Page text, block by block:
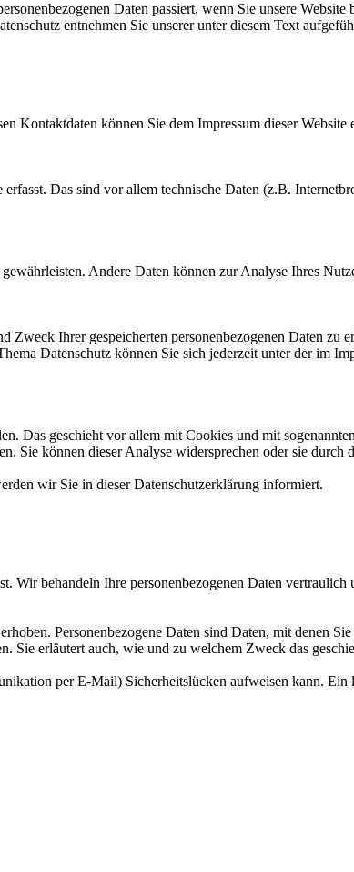
Daten passiert, wenn Sie unsere Website
entnehmen Sie unserer unter diesem Text
Kontaktdaten können Sie dem Impressum dieser Website
Das sind vor allem technische Daten (z.B.
Andere Daten können zur Analyse Ihres
Ihrer gespeicherten personenbezogenen Daten zu
Datenschutz können Sie sich jederzeit unter der im
Das geschieht vor allem mit Cookies und mit
Sie können dieser Analyse widersprechen oder sie durch
wir Sie in dieser Datenschutzerklärung informiert.
Wir behandeln Ihre personenbezogenen Daten
Personenbezogene Daten sind Daten, mit denen
Sie erläutert auch, wie und zu welchem Zweck das
per E-Mail) Sicherheitslücken aufweisen kann.